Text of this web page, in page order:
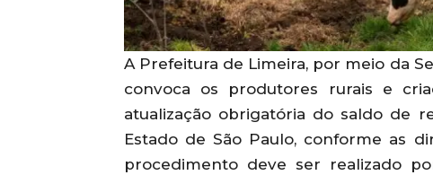
​A Prefeitura de Limeira, por meio da
convoca os produtores rurais e
atualização obrigatória do saldo de
Estado de São Paulo, conforme as
procedimento deve ser realizado